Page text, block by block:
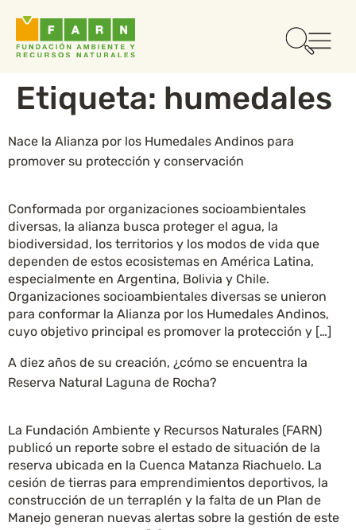
Etiqueta: humedales
Nace la Alianza por los Humedales Andinos para
promover su protección y conservación
Conformada por organizaciones socioambientales
diversas, la alianza busca proteger el agua, la
biodiversidad, los territorios y los modos de vida que
dependen de estos ecosistemas en América Latina,
especialmente en Argentina, Bolivia y Chile.
Organizaciones socioambientales diversas se unieron
para conformar la Alianza por los Humedales Andinos,
cuyo objetivo principal es promover la protección y […]
A diez años de su creación, ¿cómo se encuentra la
Reserva Natural Laguna de Rocha?
La Fundación Ambiente y Recursos Naturales (FARN)
publicó un reporte sobre el estado de situación de la
reserva ubicada en la Cuenca Matanza Riachuelo. La
cesión de tierras para emprendimientos deportivos, la
construcción de un terraplén y la falta de un Plan de
Manejo generan nuevas alertas sobre la gestión de este